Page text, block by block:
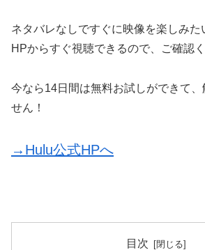
ネタバレなしですぐに映像を楽しみ
HPからすぐ視聴できるので、ご確認く
今なら14日間は無料お試しができて、
せん！
→Hulu公式HPへ
目次